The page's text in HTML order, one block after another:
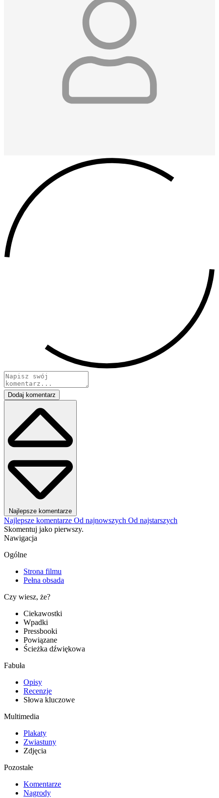
Dodaj komentarz
Najlepsze komentarze
Najlepsze komentarze Od najnowszych Od najstarszych
Skomentuj jako pierwszy.
Nawigacja
Ogólne
Strona filmu
Pełna obsada
Czy wiesz, że?
Ciekawostki
Wpadki
Pressbooki
Powiązane
Ścieżka dźwiękowa
Fabuła
Opisy
Recenzje
Słowa kluczowe
Multimedia
Plakaty
Zwiastuny
Zdjęcia
Pozostałe
Komentarze
Nagrody